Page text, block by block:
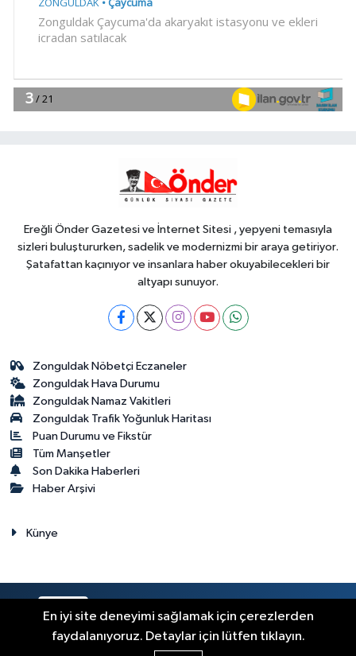
15:09Çayırova'da, geleceğin
Genel
ACI HABER GELDİ
konutlarına ziyaret
Ereğli Önder Gazetesi ve İnternet Sitesi , yepyeni temasıyla
sizleri buluştururken, sadelik ve modernizmi bir araya getiriyor.
Şatafattan kaçınıyor ve insanlara haber okuyabilecekleri bir
altyapı sunuyor.
Zonguldak Nöbetçi Eczaneler
Zonguldak Hava Durumu
Zonguldak Namaz Vakitleri
Zonguldak Trafik Yoğunluk Haritası
Puan Durumu ve Fikstür
Tüm Manşetler
Son Dakika Haberleri
Haber Arşivi
Künye
En iyi site deneyimi sağlamak için çerezlerden
faydalanıyoruz. Detaylar için lütfen tıklayın.